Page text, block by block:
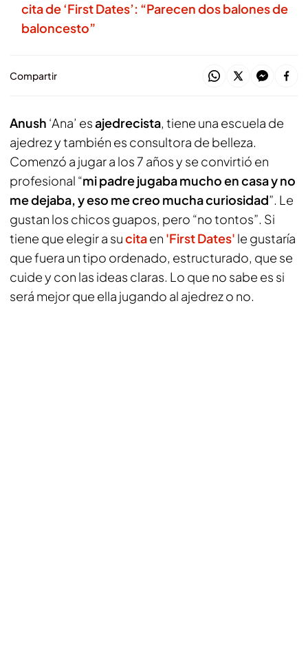
cita de ‘First Dates’: “Parecen dos balones de
baloncesto”
Compartir
Anush ‘Ana’ esajedrecista, tiene una escuela de
ajedrez y también es consultora de belleza.
Comenzó a jugar a los 7 años y se convirtió en
profesional “mi padre jugaba mucho en casa y no
me dejaba, y eso me creo mucha curiosidad”. Le
gustan los chicos guapos, pero “no tontos”. Si
tiene que elegir a sucitaen 'First Dates' le gustaría
que fuera un tipo ordenado, estructurado, que se
cuide y con las ideas claras. Lo que no sabe es si
será mejor que ella jugando al ajedrez o no.